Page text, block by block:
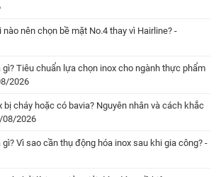
nào nên chọn bề mặt No.4 thay vì Hairline? -
gì? Tiêu chuẩn lựa chọn inox cho ngành thực phẩm
2026
bị cháy hoặc có bavia? Nguyên nhân và cách khắc
08/2026
Vì sao cần thụ động hóa inox sau khi gia công? -